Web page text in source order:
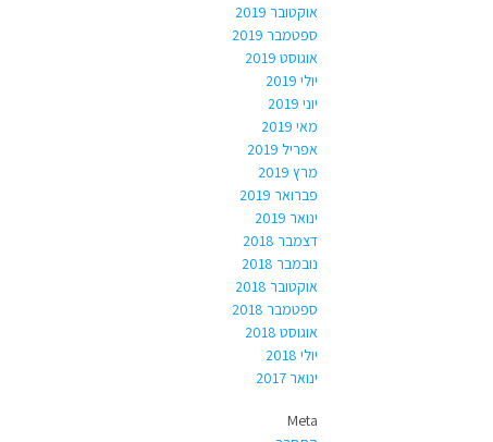
אוקטובר 2019
ספטמבר 2019
אוגוסט 2019
יולי 2019
יוני 2019
מאי 2019
אפריל 2019
מרץ 2019
פברואר 2019
ינואר 2019
דצמבר 2018
נובמבר 2018
אוקטובר 2018
ספטמבר 2018
אוגוסט 2018
יולי 2018
ינואר 2017
Meta